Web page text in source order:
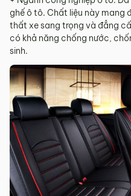
ghế ô tô. Chất liệu này mang
thất xe sang trọng và đẳng
có khả năng chống nước,
sinh.